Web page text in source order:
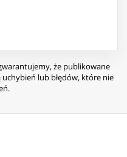
że publikowane
lub błędów, które nie